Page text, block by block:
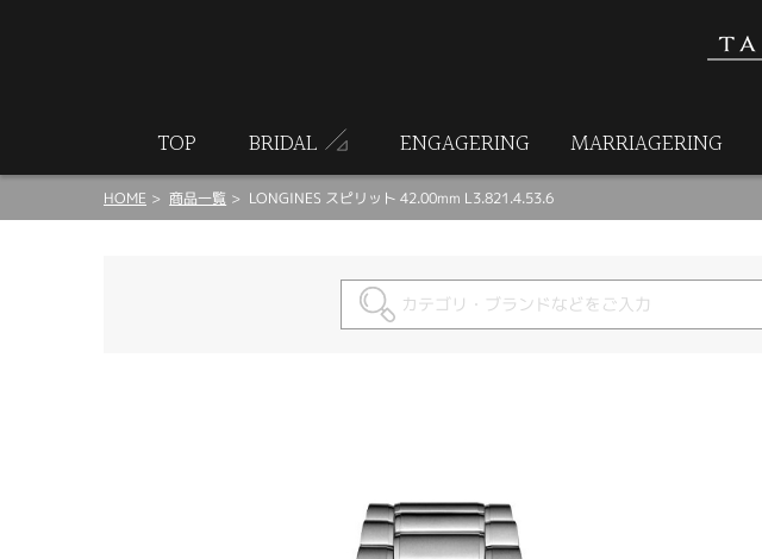
TOP BRIDAL ENGAGERING MARRIAGERING
HOME 商品一覧 LONGINES スピリット 42.00mm L3.821.4.53.6